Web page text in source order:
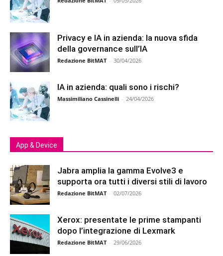
Privacy e IA in azienda: la nuova sfida
della governance sull’IA
Redazione BitMAT - 30/04/2026
IA in azienda: quali sono i rischi?
Massimiliano Cassinelli - 24/04/2026
App & Device
Jabra amplia la gamma Evolve3 e
supporta ora tutti i diversi stili di lavoro
Redazione BitMAT - 02/07/2026
Xerox: presentate le prime stampanti
dopo l’integrazione di Lexmark
Redazione BitMAT - 29/06/2026